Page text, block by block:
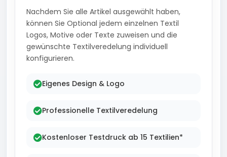
Nachdem Sie alle Artikel ausgewählt haben,
können Sie Optional jedem einzelnen Textil
Logos, Motive oder Texte zuweisen und die
gewünschte Textilveredelung individuell
konfigurieren.
Eigenes Design & Logo
Professionelle Textilveredelung
Kostenloser Testdruck ab 15 Textilien*